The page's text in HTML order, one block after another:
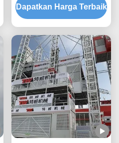
Hoist
Dapatkan Harga Terbaik